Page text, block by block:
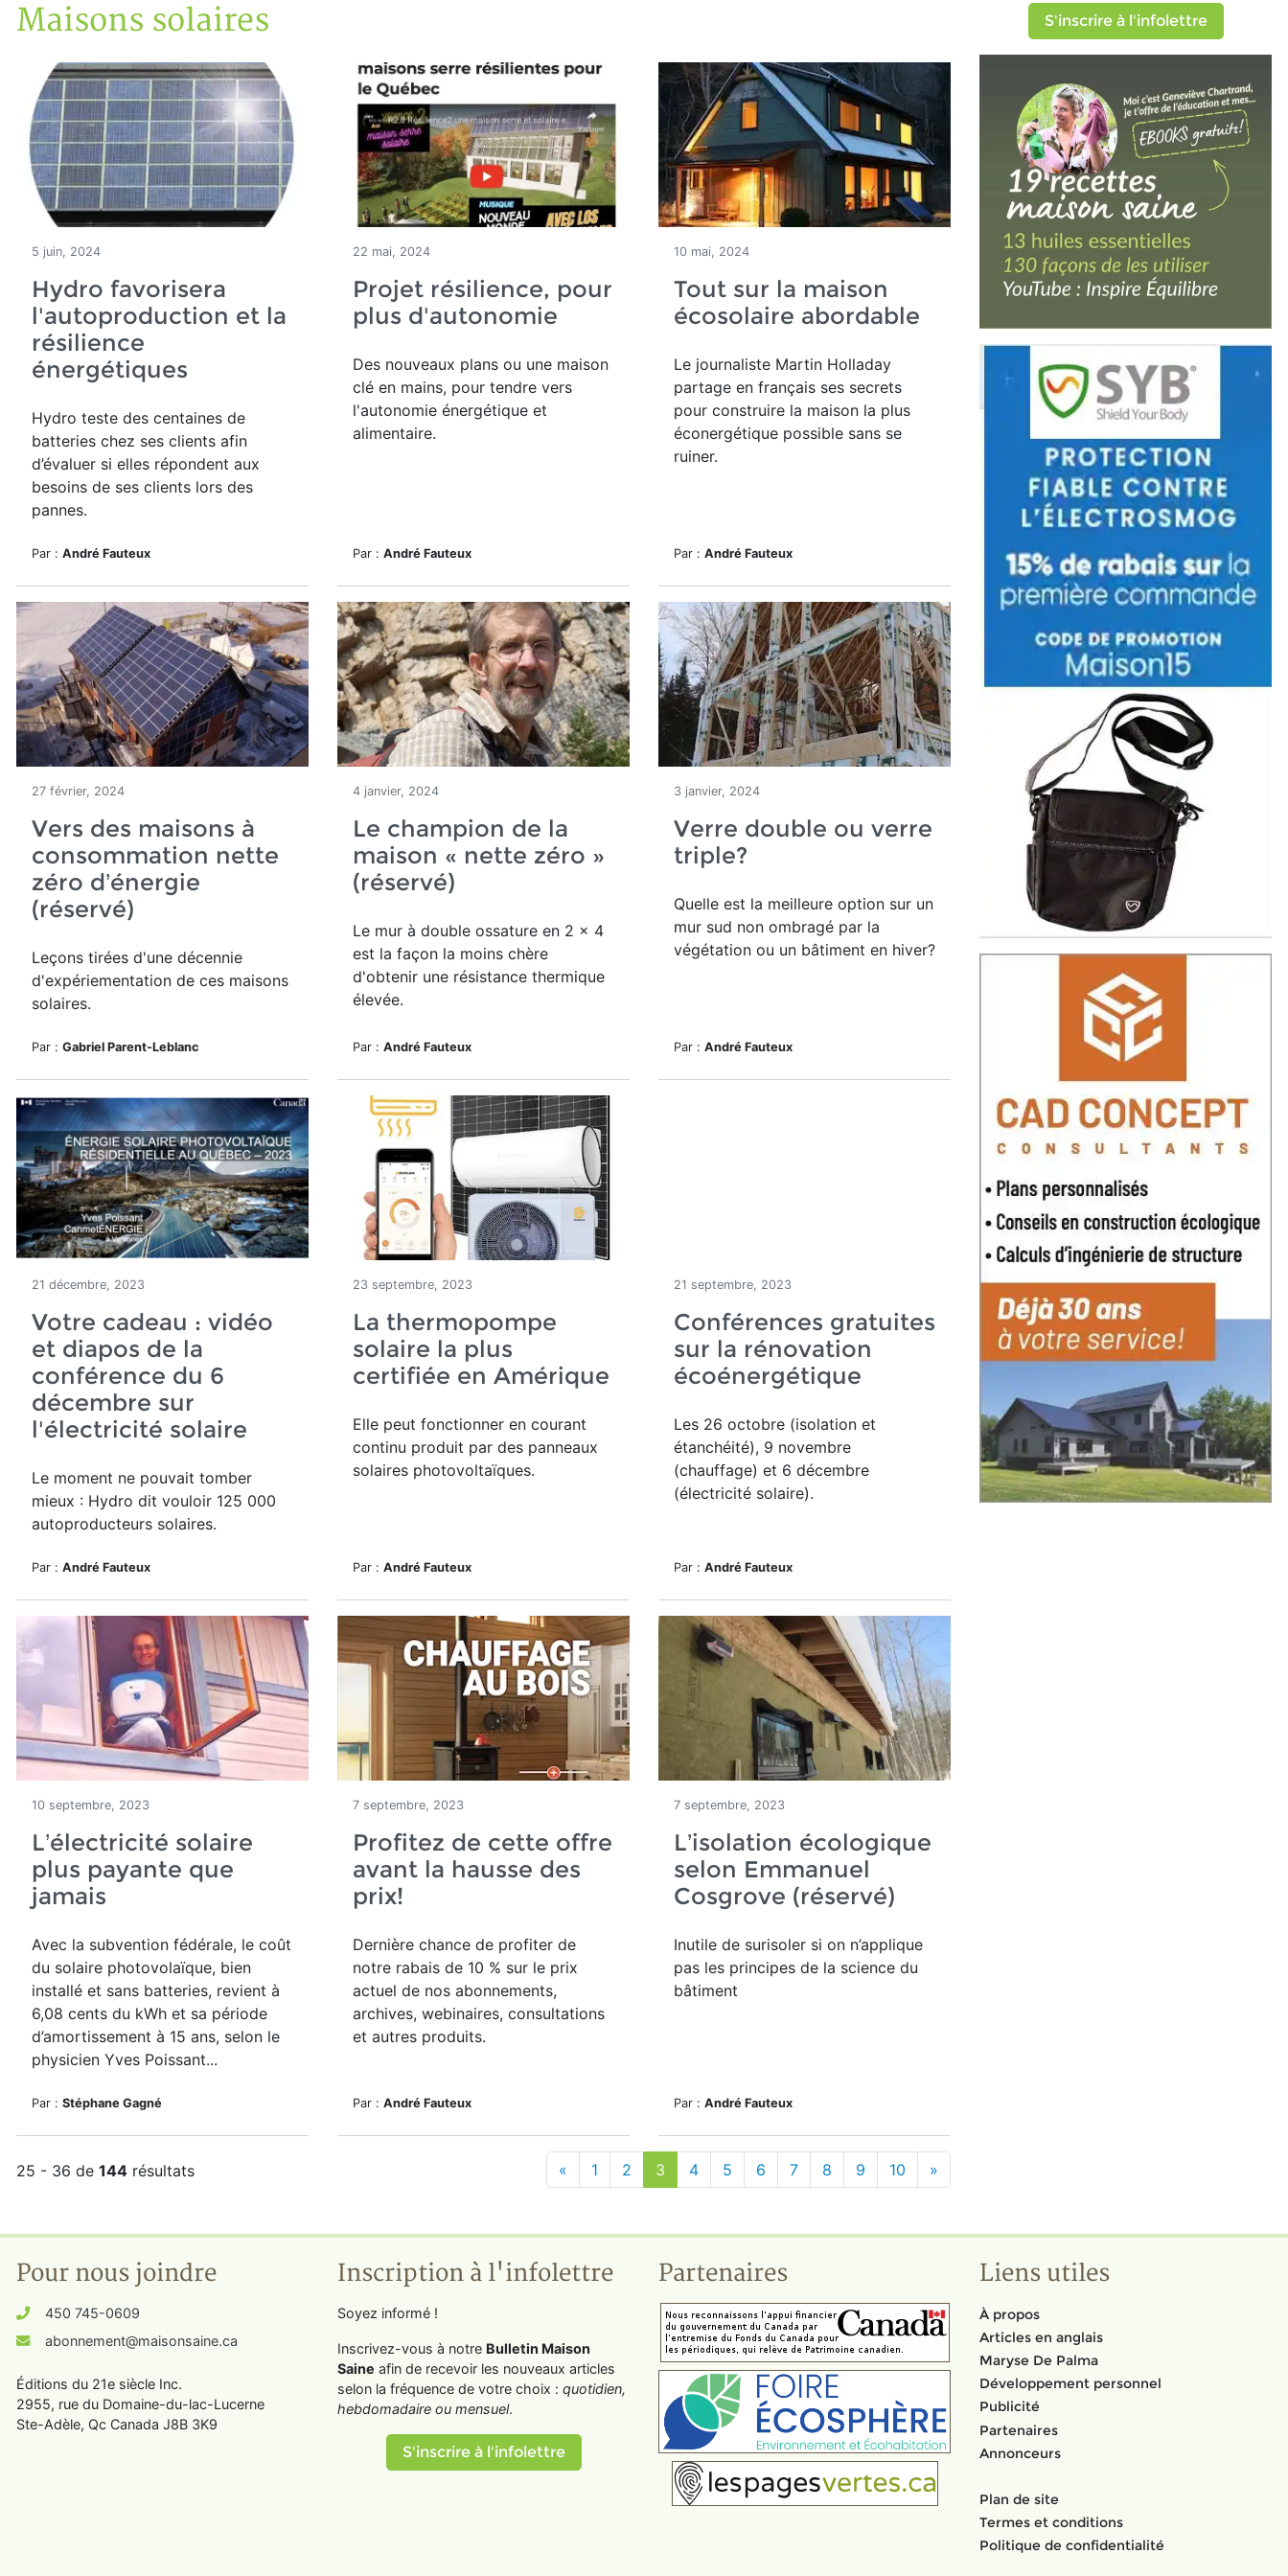
Accueil
Articles
Maisons solaires
Maisons solaires
5 juin, 2024
Hydro favorisera
l'autoproduction et la
résilience
énergétiques
Hydro teste des centaines de
batteries chez ses clients afin
d’évaluer si elles répondent aux
besoins de ses clients lors des
pannes.
Par : André Fauteux
22 mai, 2024
Projet résilience, pour
plus d'autonomie
Des nouveaux plans ou une maison
clé en mains, pour tendre vers
l'autonomie énergétique et
alimentaire.
Par : André Fauteux
10 mai, 2024
Tout sur la maison
écosolaire abordable
Le journaliste Martin Holladay
partage en français ses secrets
pour construire la maison la plus
éconergétique possible sans se
ruiner.
Par : André Fauteux
27 février, 2024
Vers des maisons à
consommation nette
zéro d’énergie
(réservé)
Leçons tirées d'une décennie
d'expériementation de ces maisons
solaires.
Par : Gabriel Parent-Leblanc
4 janvier, 2024
Le champion de la
maison « nette zéro »
(réservé)
Le mur à double ossature en 2 x 4
est la façon la moins chère
d'obtenir une résistance thermique
élevée.
Par : André Fauteux
3 janvier, 2024
Verre double ou verre
triple?
Quelle est la meilleure option sur un
mur sud non ombragé par la
végétation ou un bâtiment en hiver?
Par : André Fauteux
21 décembre, 2023
Votre cadeau : vidéo
et diapos de la
conférence du 6
décembre sur
l'électricité solaire
Le moment ne pouvait tomber
mieux : Hydro dit vouloir 125 000
autoproducteurs solaires.
Par : André Fauteux
23 septembre, 2023
La thermopompe
solaire la plus
certifiée en Amérique
Elle peut fonctionner en courant
continu produit par des panneaux
solaires photovoltaïques.
Par : André Fauteux
21 septembre, 2023
Conférences gratuites
sur la rénovation
écoénergétique
Les 26 octobre (isolation et
étanchéité), 9 novembre
(chauffage) et 6 décembre
(électricité solaire).
Par : André Fauteux
10 septembre, 2023
L’électricité solaire
plus payante que
jamais
Avec la subvention fédérale, le coût
du solaire photovolaïque, bien
installé et sans batteries, revient à
6,08 cents du kWh et sa période
d’amortissement à 15 ans, selon le
physicien Yves Poissant...
Par : Stéphane Gagné
7 septembre, 2023
Profitez de cette offre
avant la hausse des
prix!
Dernière chance de profiter de
notre rabais de 10 % sur le prix
actuel de nos abonnements,
archives, webinaires, consultations
et autres produits.
Par : André Fauteux
7 septembre, 2023
L’isolation écologique
selon Emmanuel
Cosgrove (réservé)
Inutile de surisoler si on n’applique
pas les principes de la science du
bâtiment
Par : André Fauteux
25 - 36 de 144 résultats « 1 2 3 4 5 6 7 8 9 10 »
S'inscrire à l'infolettre
Pour nous joindre
450 745-0609
abonnement@maisonsaine.ca
Éditions du 21e siècle Inc.
2955, rue du Domaine-du-lac-Lucerne
Ste-Adèle, Qc Canada J8B 3K9
Inscription à l'infolettre
Soyez informé !
Inscrivez-vous à notre Bulletin Maison
Saine afin de recevoir les nouveaux articles
selon la fréquence de votre choix : quotidien,
hebdomadaire ou mensuel.
S'inscrire à l'infolettre
Partenaires Liens utiles
À propos
Articles en anglais
Maryse De Palma
Développement personnel
Publicité
Partenaires
Annonceurs
Plan de site
Termes et conditions
Politique de confidentialité